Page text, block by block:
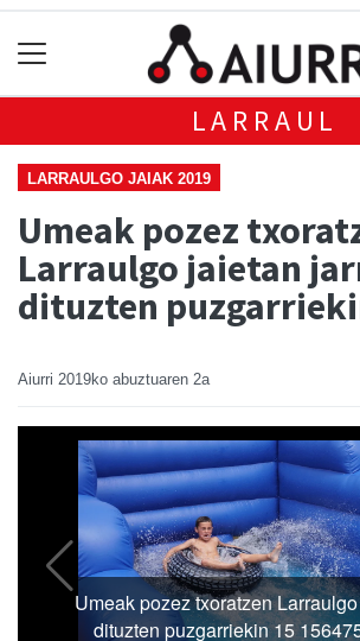
LARRAUL
LARRAULGO JAIAK 2019
Umeak pozez
Larraulgo jaietan
dituzten
Aiurri 2019ko abuztuaren 2a